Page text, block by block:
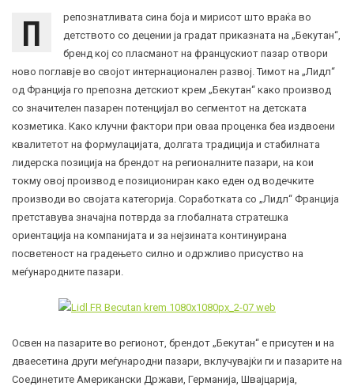
П
репознатливата сина боја и мирисот што враќа во
детството со децении ја градат приказната на „Бекутан“,
бренд кој со пласманот на францускиот пазар отвори
ново поглавје во својот интернационален развој. Тимот на „Лидл“
од Франција го препозна детскиот крем „Бекутан“ како производ
со значителен пазарен потенцијал во сегментот на детската
козметика. Како клучни фактори при оваа проценка беа издвоени
квалитетот на формулацијата, долгата традиција и стабилната
лидерска позиција на брендот на регионалните пазари, на кои
токму овој производ е позициониран како еден од водечките
производи во својата категорија. Соработката со „Лидл“ Франција
претставува значајна потврда за глобалната стратешка
ориентација на компанијата и за нејзината континуирана
посветеност на градењето силно и одржливо присуство на
меѓународните пазари.
Освен на пазарите во регионот, брендот „Бекутан“ е присутен и на
дваесетина други меѓународни пазари, вклучувајќи ги и пазарите на
Соединетите Американски Држави, Германија, Швајцарија,